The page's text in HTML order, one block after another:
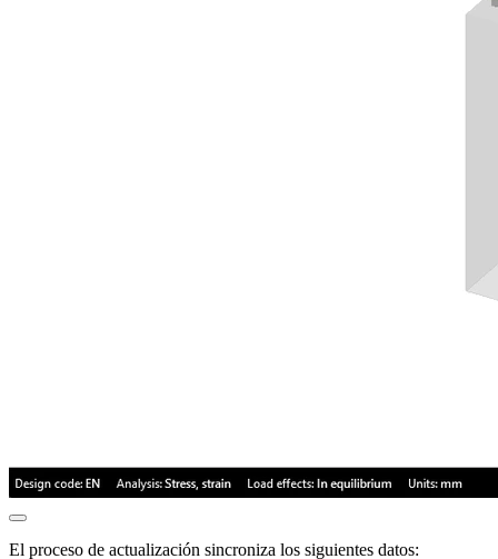
El proceso de actualización sincroniza los siguientes datos: